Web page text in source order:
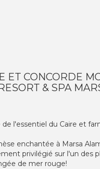
ET CONCORDE
& SPA
l'essentiel du Caire et
enchantée à Marsa
privilégié sur l'un des
de mer rouge!